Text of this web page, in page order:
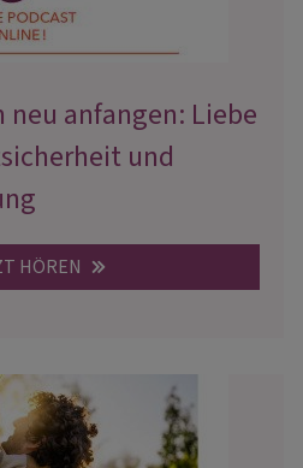
neu anfangen: Liebe
und
HÖREN